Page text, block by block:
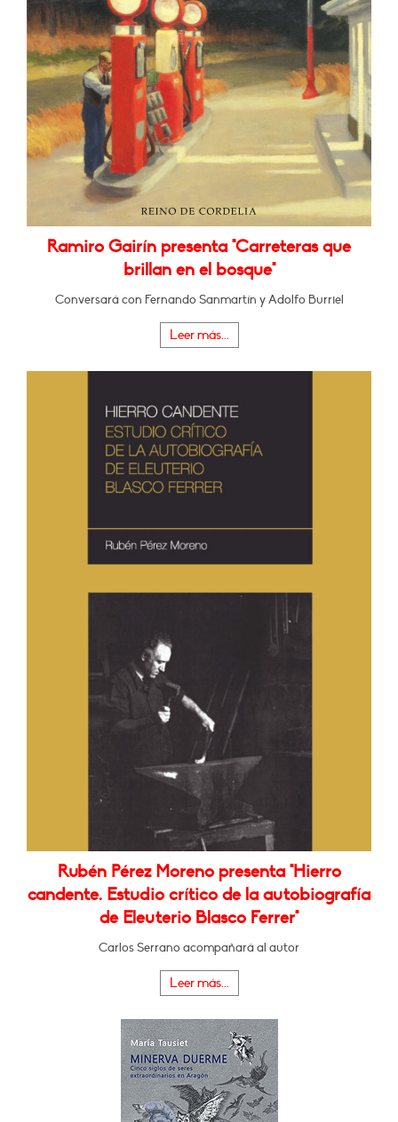
Ramiro Gairín presenta "Carreteras que
brillan en el bosque"
Conversará con Fernando Sanmartín y Adolfo Burriel
Leer más...
Rubén Pérez Moreno presenta "Hierro
candente. Estudio crítico de la autobiografía
de Eleuterio Blasco Ferrer"
Carlos Serrano acompañará al autor
Leer más...